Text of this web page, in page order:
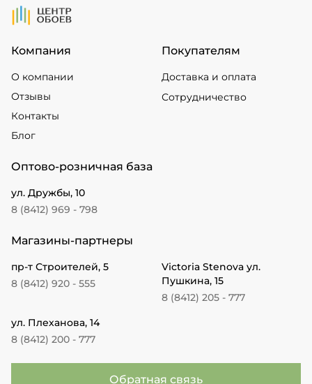
На Главную
Компания
О компании
Отзывы
Контакты
Блог
Покупателям
Доставка и оплата
Сотрудничество
Оптово-розничная база
ул. Дружбы, 10
8 (8412) 969 - 798
Магазины-партнеры
пр-т Строителей, 5
8 (8412) 920 - 555
Victoria Stenova ул.
Пушкина, 15
8 (8412) 205 - 777
ул. Плеханова, 14
8 (8412) 200 - 777
Обратная связь